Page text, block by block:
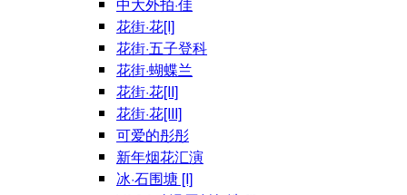
中大外拍·佳
花街·花[I]
花街·五子登科
花街·蝴蝶兰
花街·花[II]
花街·花[III]
可爱的彤彤
新年烟花汇演
冰·石围塘 [I]